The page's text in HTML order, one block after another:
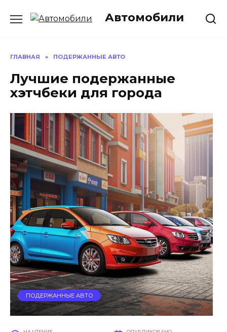
Автомобили
ГЛАВНАЯ » ПОДЕРЖАННЫЕ АВТО
Лучшие подержанные
хэтчбеки для города
ПОДЕРЖАННЫЕ АВТО